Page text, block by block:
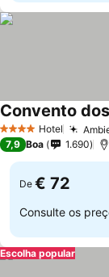
4 EstrelasHotel
Convento
7,9 Boa 1.690
De € 72
Consulte os
Escolha popular